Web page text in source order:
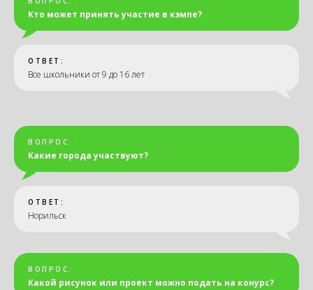
Кто может принять участие в кэмпе?
ОТВЕТ:
Все школьники от 9 до 16 лет
ВОПРОС:
Какие города участвуют?
ОТВЕТ:
Норильск
ВОПРОС:
Какой рисунок или проект можно подать на конурс?